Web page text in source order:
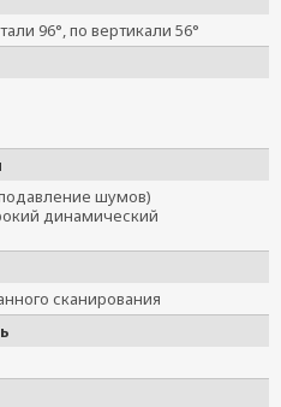
96°, по вертикали 56°
подавление шумов)
динамический
сканирования